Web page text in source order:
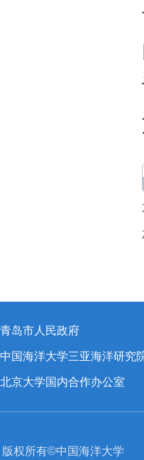
青岛市人民政府
中国海洋大学三亚海洋研究
北京大学国内合作办公室
版权所有©中国海洋大学